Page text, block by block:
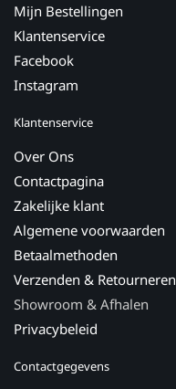
Mijn Bestellingen
Klantenservice
Facebook
Instagram
Klantenservice
Over Ons
Contactpagina
Zakelijke klant
Algemene voorwaarden
Betaalmethoden
Verzenden & Retourneren
Showroom & Afhalen
Privacybeleid
Contactgegevens